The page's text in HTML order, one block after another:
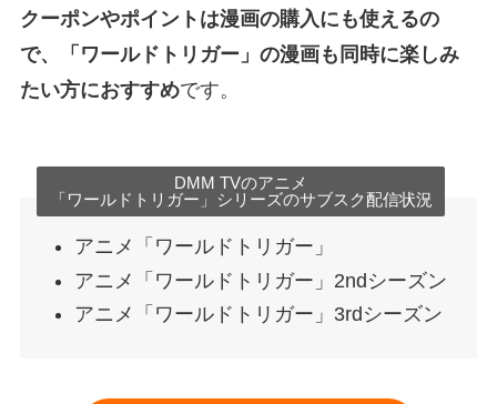
クーポンやポイントは漫画の購入にも使えるの
で、「ワールドトリガー」の漫画も同時に楽しみ
たい方におすすめです。
DMM TVのアニメ
「ワールドトリガー」シリーズのサブスク配信状況
アニメ「ワールドトリガー」
アニメ「ワールドトリガー」2ndシーズン
アニメ「ワールドトリガー」3rdシーズン